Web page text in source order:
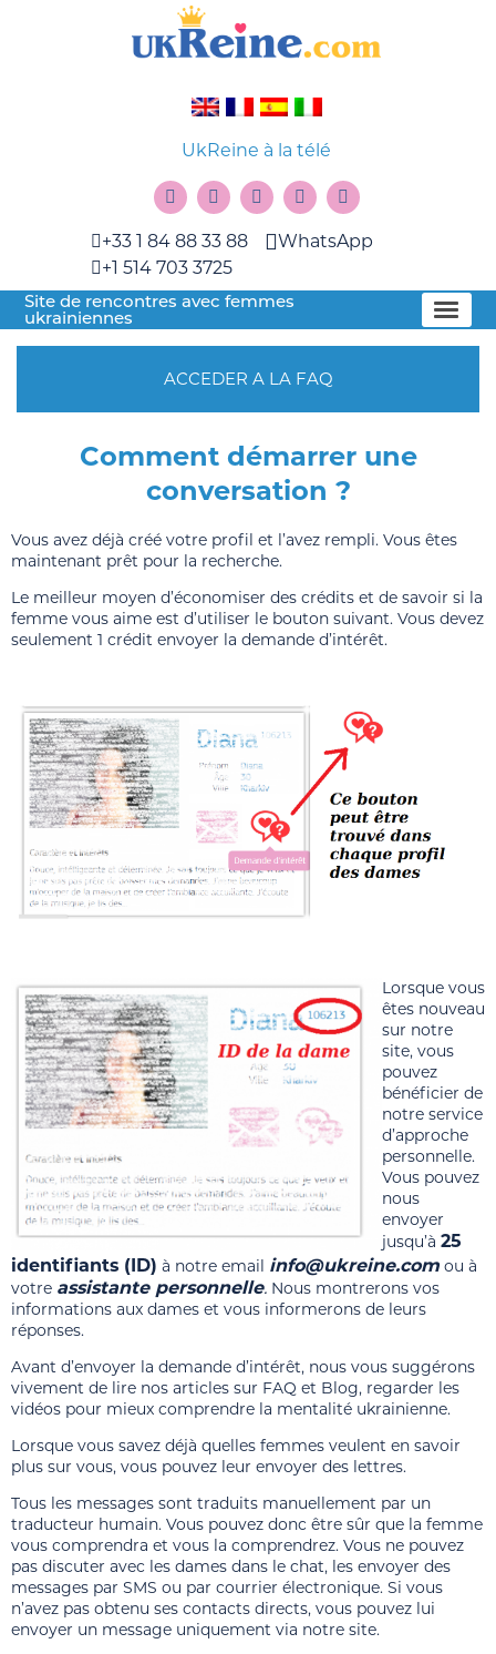
UkReine à la télé
+33 1 84 88 33 88
+1 514 703 3725
WhatsApp
Site de rencontres avec femmes
ukrainiennes
ACCEDER A LA FAQ
Comment démarrer une
conversation ?
Vous avez déjà créé votre profil et l’avez rempli. Vous êtes
maintenant prêt pour la recherche.
Le meilleur moyen d’économiser des crédits et de savoir si la
femme vous aime est d’utiliser le bouton suivant. Vous devez
seulement 1 crédit envoyer la demande d’intérêt.
Lorsque vous
êtes nouveau
sur notre
site, vous
pouvez
bénéficier de
notre service
d’approche
personnelle.
Vous pouvez
nous
envoyer
jusqu’à 25
identifiants (ID) à notre email info@ukreine.com ou à
votre assistante personnelle. Nous montrerons vos
informations aux dames et vous informerons de leurs
réponses.
Avant d’envoyer la demande d’intérêt, nous vous suggérons
vivement de lire nos articles sur FAQ et Blog, regarder les
vidéos pour mieux comprendre la mentalité ukrainienne.
Lorsque vous savez déjà quelles femmes veulent en savoir
plus sur vous, vous pouvez leur envoyer des lettres.
Tous les messages sont traduits manuellement par un
traducteur humain. Vous pouvez donc être sûr que la femme
vous comprendra et vous la comprendrez. Vous ne pouvez
pas discuter avec les dames dans le chat, les envoyer des
messages par SMS ou par courrier électronique. Si vous
n’avez pas obtenu ses contacts directs, vous pouvez lui
envoyer un message uniquement via notre site.